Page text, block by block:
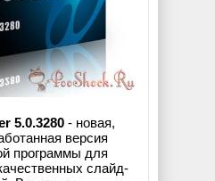
5.0.3280 - новая,
версия
программы для
слайд-